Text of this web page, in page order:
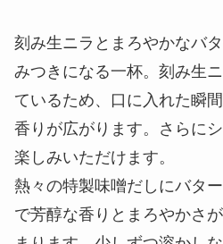
新発見のおいしさ！
豚汁うどん』
刻み生ニラとまろやかなバ
みつきになる一杯。刻み生